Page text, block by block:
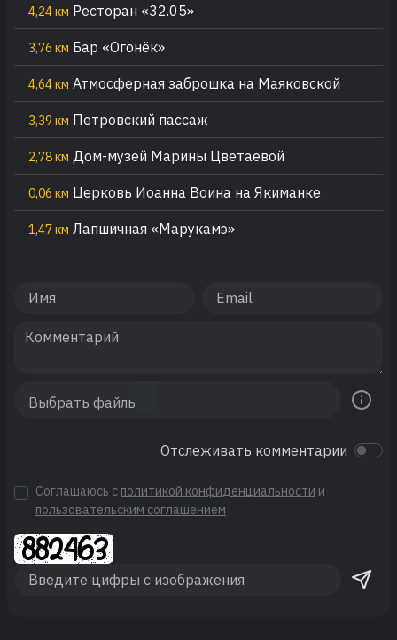
4,24 км Ресторан «32.05»
3,76 км Бар «Огонёк»
4,64 км Атмосферная заброшка на Маяковской
3,39 км Петровский пассаж
2,78 км Дом-музей Марины Цветаевой
0,06 км Церковь Иоанна Воина на Якиманке
1,47 км Лапшичная «Марукамэ»
Отслеживать комментарии
Соглашаюсь с политикой конфиденциальности и
пользовательским соглашением